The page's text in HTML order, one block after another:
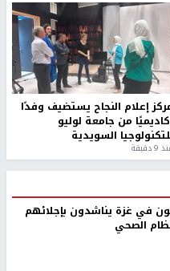
إعلام النجاح يستضيف وفدًا
من جامعة لوليو
السويدية
دقيقة
في غزة يناشدون بإجلائهم
الصحي